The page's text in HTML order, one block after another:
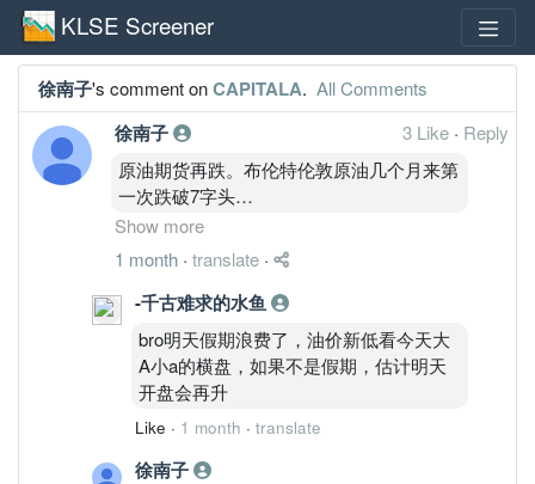
KLSE Screener
徐南子's comment onCAPITALA. All Comments
徐南子 3 Like · Reply
原油期货再跌。布伦特伦敦原油几个月来第
一次跌破7字头
事情起源于特朗普表示要在进一步压低油
价，这对航空股利好。
但是要注意的是，至今为止伊朗方面都还没
有出声，所以还是要今后19号看看是否真的
签下那份备忘录。
不过那份也只是备忘录，并不是真正的协
议。
Show more
1 month · translate ·
-千古难求的水鱼
bro明天假期浪费了，油价新低看今天大
A小a的横盘，如果不是假期，估计明天
开盘会再升
Like · 1 month · translate
徐南子